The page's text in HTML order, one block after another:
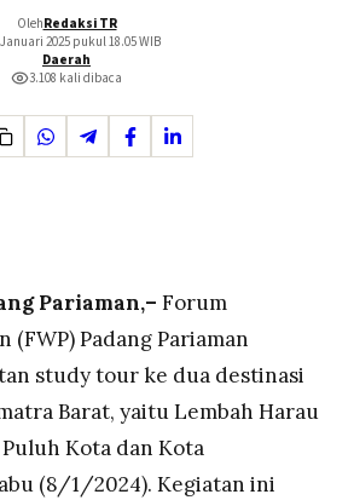
OlehRedaksi TR
2025 pukul 18.05WIB
Daerah
3.108 kali dibaca
Pariaman,– Forum
(FWP) Padang Pariaman
study tour ke dua destinasi
Barat, yaitu Lembah Harau
Kota dan Kota
(8/1/2024). Kegiatan ini